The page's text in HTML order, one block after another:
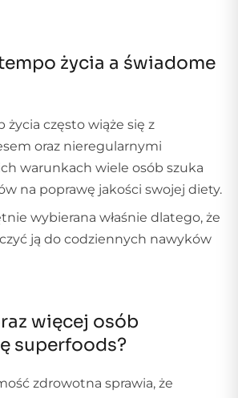
życia a świadome
życia często wiąże się z
oraz nieregularnymi
warunkach wiele osób szuka
na poprawę jakości swojej diety.
wybierana właśnie dlatego, że
ją do codziennych nawyków
więcej osób
superfoods?
zdrowotna sprawia, że